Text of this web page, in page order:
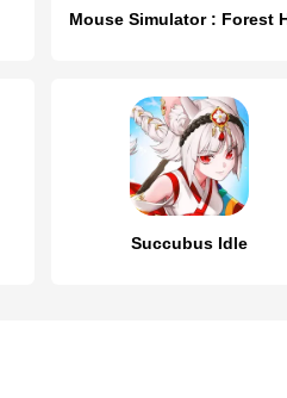
Succubus Idle